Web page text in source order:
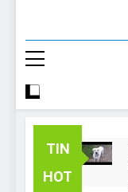
TIN
HOT